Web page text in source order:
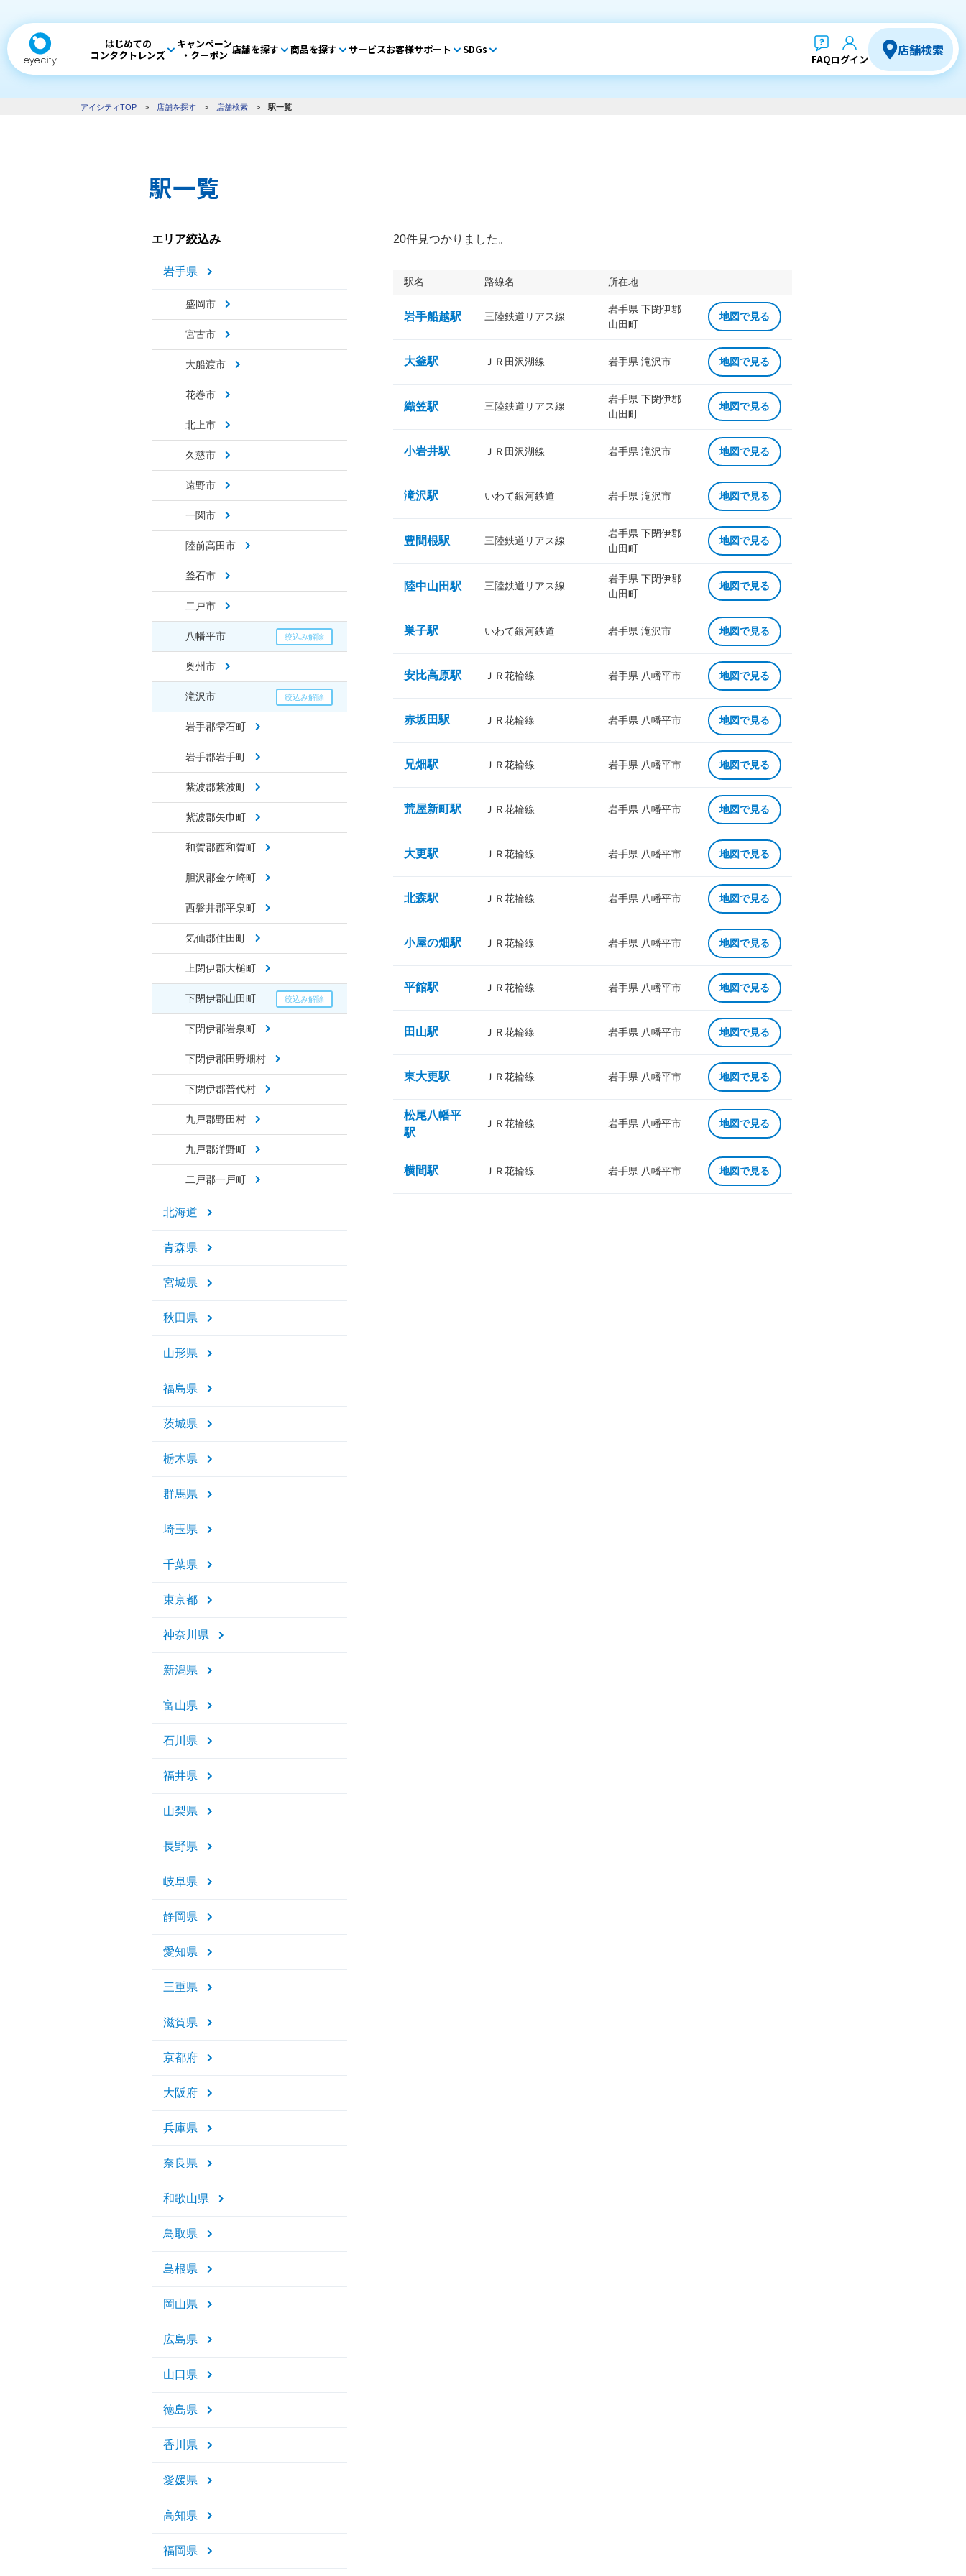
はじめての
コンタクトレンズ
キャンペーン
・クーポン 店舗を探す 商品を探す サービスお客様サポート SDGs
FAQログイン
店舗検索
アイシティTOP > 店舗を探す > 店舗検索 > 駅一覧
駅一覧
エリア絞込み
岩手県
盛岡市
宮古市
大船渡市
花巻市
北上市
久慈市
遠野市
一関市
陸前高田市
釜石市
二戸市
八幡平市
奥州市
滝沢市
岩手郡雫石町
岩手郡岩手町
紫波郡紫波町
紫波郡矢巾町
和賀郡西和賀町
胆沢郡金ケ崎町
西磐井郡平泉町
気仙郡住田町
上閉伊郡大槌町
下閉伊郡山田町
下閉伊郡岩泉町
下閉伊郡田野畑村
下閉伊郡普代村
九戸郡野田村
九戸郡洋野町
二戸郡一戸町
北海道
青森県
宮城県
秋田県
山形県
福島県
茨城県
栃木県
群馬県
埼玉県
千葉県
東京都
神奈川県
新潟県
富山県
石川県
福井県
山梨県
長野県
岐阜県
静岡県
愛知県
三重県
滋賀県
京都府
大阪府
兵庫県
奈良県
和歌山県
鳥取県
島根県
岡山県
広島県
山口県
徳島県
香川県
愛媛県
高知県
福岡県
20件見つかりました。
駅名 路線名 所在地
岩手船越駅 三陸鉄道リアス線
岩手県 下閉伊郡
山田町
地図で見る
大釜駅 ＪＲ田沢湖線 岩手県 滝沢市 地図で見る
織笠駅 三陸鉄道リアス線
岩手県 下閉伊郡
山田町
地図で見る
小岩井駅 ＪＲ田沢湖線 岩手県 滝沢市 地図で見る
滝沢駅 いわて銀河鉄道 岩手県 滝沢市 地図で見る
豊間根駅 三陸鉄道リアス線
岩手県 下閉伊郡
山田町
地図で見る
陸中山田駅 三陸鉄道リアス線
岩手県 下閉伊郡
山田町
地図で見る
巣子駅 いわて銀河鉄道 岩手県 滝沢市 地図で見る
安比高原駅 ＪＲ花輪線 岩手県 八幡平市 地図で見る
赤坂田駅 ＪＲ花輪線 岩手県 八幡平市 地図で見る
兄畑駅 ＪＲ花輪線 岩手県 八幡平市 地図で見る
荒屋新町駅 ＪＲ花輪線 岩手県 八幡平市 地図で見る
大更駅 ＪＲ花輪線 岩手県 八幡平市 地図で見る
北森駅 ＪＲ花輪線 岩手県 八幡平市 地図で見る
小屋の畑駅 ＪＲ花輪線 岩手県 八幡平市 地図で見る
平館駅 ＪＲ花輪線 岩手県 八幡平市 地図で見る
田山駅 ＪＲ花輪線 岩手県 八幡平市 地図で見る
東大更駅 ＪＲ花輪線 岩手県 八幡平市 地図で見る
松尾八幡平
駅
ＪＲ花輪線 岩手県 八幡平市 地図で見る
横間駅 ＪＲ花輪線 岩手県 八幡平市 地図で見る